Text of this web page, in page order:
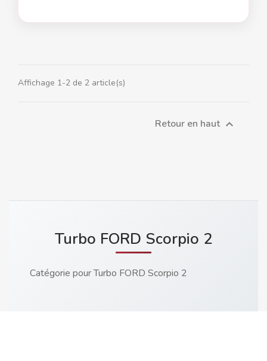
Affichage 1-2 de 2 article(s)
Retour en haut 
Turbo FORD Scorpio 2
Catégorie pour Turbo FORD Scorpio 2